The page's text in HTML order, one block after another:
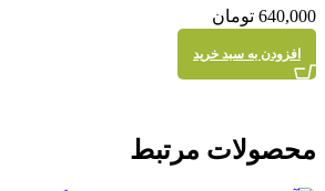
640,000 تومان
افزودن به سبد خرید
محصولات مرتبط